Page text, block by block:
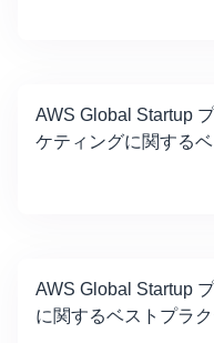
AWS Global Startup
ケティングに関する
AWS Global Startup
に関するベストプラ